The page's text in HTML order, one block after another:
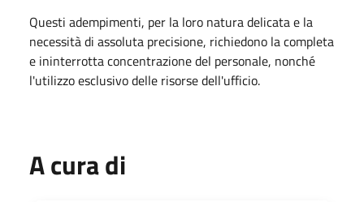
Questi adempimenti, per la loro natura delicata e la
necessità di assoluta precisione, richiedono la completa
e ininterrotta concentrazione del personale, nonché
l'utilizzo esclusivo delle risorse dell'ufficio.
A cura di